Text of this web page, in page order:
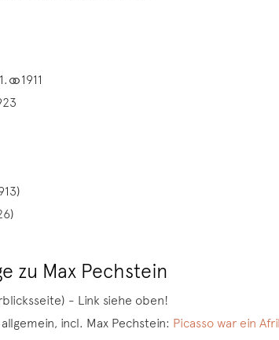
⚭ 1911
zu Max Pechstein
- Link siehe oben!
incl. Max Pechstein: Picasso war ein